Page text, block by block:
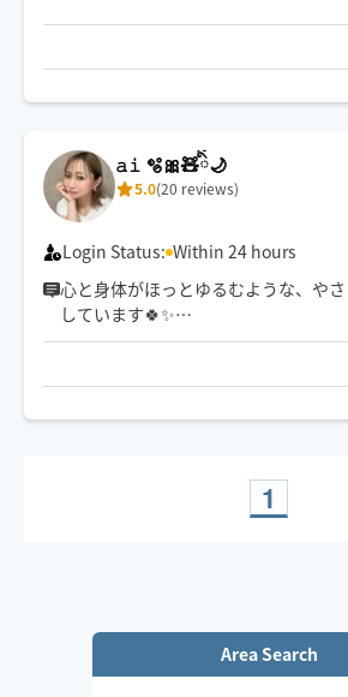
お客様の日頃のお疲れに
心がけております☺️
解放できる可能性がございますので
ご予約前メッセージを通して
お気軽に日時をご相談ください🐑🤍
⚠️メッセージは日時のご相談のみ返信
す。(◯日◯時〜◯◯周辺)とメッセージ
𝚊𝚒 🫧🎀🧸ིྀ🌙
5.0(20 reviews)
Login Status: Within 24 hours
心と身体がほっとゆるむような、や
しています🍀✨
強さ調整も遠慮なくお伝えください
スケジュール以外でご希望の方は一
下さい🧸ིྀ
1
Area Search